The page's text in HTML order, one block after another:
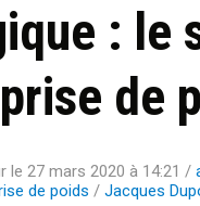
: le
de
le 27 mars 2020 à 14:21 /
de poids / Jacques